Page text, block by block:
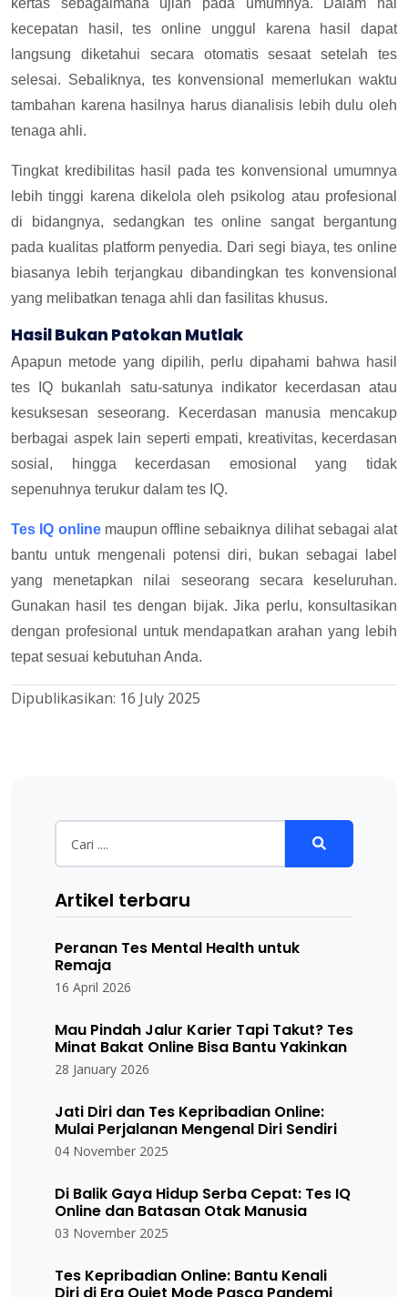
kertas sebagaimana ujian pada umumnya. Dalam hal
kecepatan hasil, tes online unggul karena hasil dapat
langsung diketahui secara otomatis sesaat setelah tes
selesai. Sebaliknya, tes konvensional memerlukan waktu
tambahan karena hasilnya harus dianalisis lebih dulu oleh
tenaga ahli.
Tingkat kredibilitas hasil pada tes konvensional umumnya
lebih tinggi karena dikelola oleh psikolog atau profesional
di bidangnya, sedangkan tes online sangat bergantung
pada kualitas platform penyedia. Dari segi biaya, tes online
biasanya lebih terjangkau dibandingkan tes konvensional
yang melibatkan tenaga ahli dan fasilitas khusus.
Hasil Bukan Patokan Mutlak
Apapun metode yang dipilih, perlu dipahami bahwa hasil
tes IQ bukanlah satu-satunya indikator kecerdasan atau
kesuksesan seseorang. Kecerdasan manusia mencakup
berbagai aspek lain seperti empati, kreativitas, kecerdasan
sosial, hingga kecerdasan emosional yang tidak
sepenuhnya terukur dalam tes IQ.
Tes IQ onlinemaupun offline sebaiknya dilihat sebagai alat
bantu untuk mengenali potensi diri, bukan sebagai label
yang menetapkan nilai seseorang secara keseluruhan.
Gunakan hasil tes dengan bijak. Jika perlu, konsultasikan
dengan profesional untuk mendapatkan arahan yang lebih
tepat sesuai kebutuhan Anda.
Dipublikasikan: 16 July 2025
Artikel terbaru
Peranan Tes Mental Health untuk
Remaja
16 April 2026
Mau Pindah Jalur Karier Tapi Takut? Tes
Minat Bakat Online Bisa Bantu Yakinkan
28 January 2026
Jati Diri dan Tes Kepribadian Online:
Mulai Perjalanan Mengenal Diri Sendiri
04 November 2025
Di Balik Gaya Hidup Serba Cepat: Tes IQ
Online dan Batasan Otak Manusia
03 November 2025
Tes Kepribadian Online: Bantu Kenali
Diri di Era Quiet Mode Pasca Pandemi